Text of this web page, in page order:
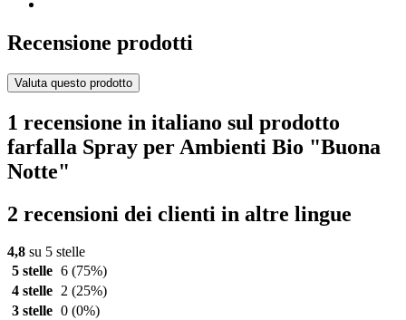
Recensione prodotti
Valuta questo prodotto
1 recensione in italiano sul prodotto
farfalla Spray per Ambienti Bio "Buona
Notte"
2 recensioni dei clienti in altre lingue
4,8 su 5 stelle
5 stelle 6 (75%)
4 stelle 2 (25%)
3 stelle 0 (0%)